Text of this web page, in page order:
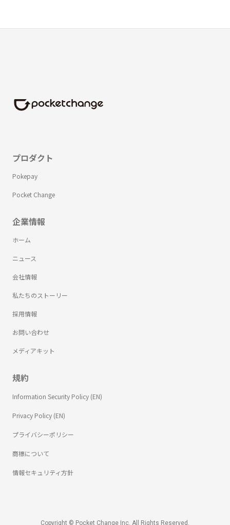
プロダクト
Pokepay
Pocket Change
企業情報
ホーム
ニュース
会社情報
私たちのストーリー
採用情報
お問い合わせ
メディアキット
規約
Information Security Policy (EN)
Privacy Policy (EN)
プライバシーポリシー
商標について
情報セキュリティ方針
Copyright © Pocket Change Inc. All Rights Reserved.